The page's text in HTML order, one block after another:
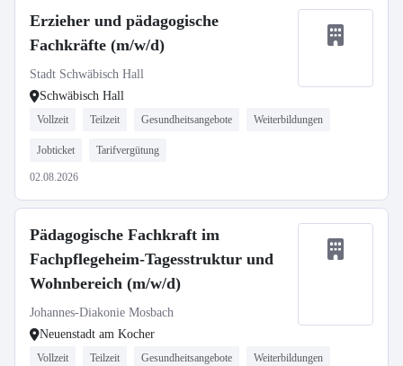
Erzieher und pädagogische
Fachkräfte (m/w/d)
Stadt Schwäbisch Hall
Schwäbisch Hall
Vollzeit Teilzeit Gesundheitsangebote Weiterbildungen
Jobticket Tarifvergütung
02.08.2026
Pädagogische Fachkraft im
Fachpflegeheim-Tagesstruktur und
Wohnbereich (m/w/d)
Johannes-Diakonie Mosbach
Neuenstadt am Kocher
Vollzeit Teilzeit Gesundheitsangebote Weiterbildungen